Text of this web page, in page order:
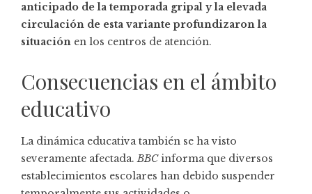
anticipado de la temporada gripal y la elevada
circulación de esta variante profundizaron la
situación en los centros de atención.
Consecuencias en el ámbito
educativo
La dinámica educativa también se ha visto
severamente afectada.BBCinforma que diversos
establecimientos escolares han debido suspender